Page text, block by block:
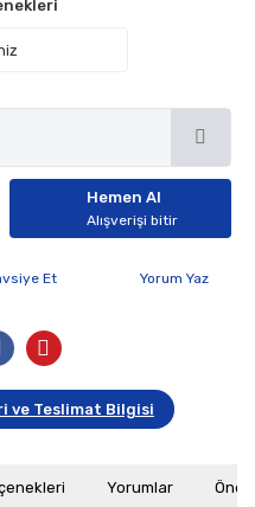
Hemen Al
Alışverişi bitir
Et Yorum Yaz
ve Teslimat Bilgisi
Yorumlar